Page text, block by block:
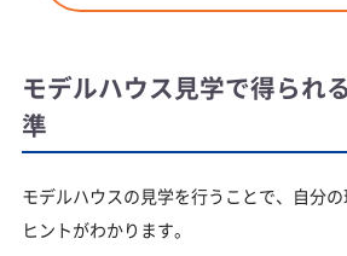
モデルハウス見学で得られ
準
モデルハウスの見学を行うことで、自分
ヒントがわかります。